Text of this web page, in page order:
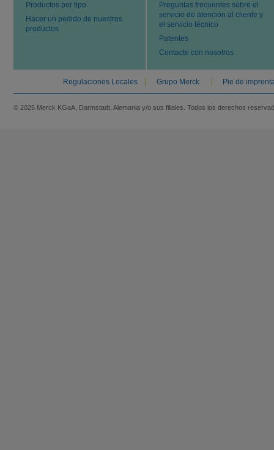
Productos por tipo
Hacer un pedido de nuestros
productos
Preguntas frecuentes sobre el
servicio de atención al cliente y
el servicio técnico
Patentes
Contacte con nosotros
Regulaciones Locales Grupo Merck Pie de
© 2025 Merck KGaA, Darmstadt, Alemania y/o sus filiales. Todos los derechos